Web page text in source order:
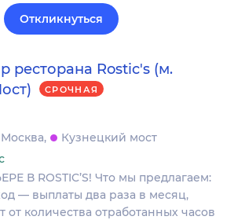
Откликнуться
ресторана Rostic's (м.
СРОЧНАЯ
Москва
Кузнецкий мост
В ROSTIC’S! Что мы предлагаем:
— выплаты два раза в месяц,
от количества отработанных часов